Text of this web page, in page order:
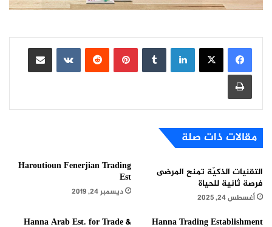
لينكدإن بينتيريست
مشاركة عبر البريد
طباعة
مقالات ذات صلة
التقنيات الذكيّة تمنح المرضى
فرصة ثانية للحياة
أغسطس 24, 2025
Haroutioun Fenerjian Trading
Est
ديسمبر 24, 2019
Hanna Trading Establishment
Hanna Arab Est. for Trade &